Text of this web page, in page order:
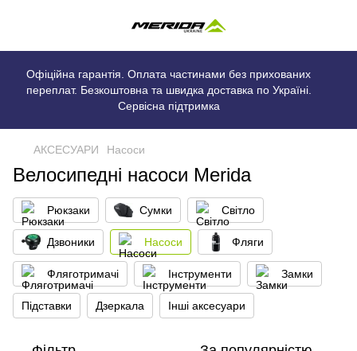
Офіційна гарантія. Оплата частинами без прихованих
переплат. Безкоштовна та швидка доставка по Україні.
Сервісна підтримка
АКСЕСУАРИ Насоси
Велосипедні насоси Merida
Рюкзаки Сумки Світло
Дзвоники Насоси Фляги
Фляготримачі Інструменти Замки
Підставки Дзеркала Інші аксесуари